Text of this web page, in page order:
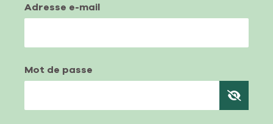
Adresse e-mail
Mot de passe